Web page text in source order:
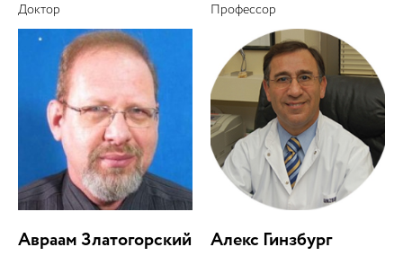
Доктор Профессор
Авраам Златогорский Алекс Гинзбург